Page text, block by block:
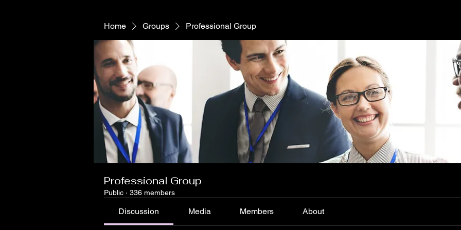
Home Groups Professional Group
Professional Group
Public · 336 members
Discussion Media Members About